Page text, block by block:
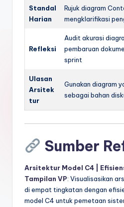
Standal
Harian
Rujuk diagram
mengklarifikasi
Refleksi
Audit akurasi
pembaruan
sprint
Ulasan
Arsitek
tur
Gunakan diagram
sebagai bahan
Sumber
Arsitektur Model C4 |
Tampilan VP: Visualisasikan
di empat tingkatan dengan
model C4 untuk pemetaan